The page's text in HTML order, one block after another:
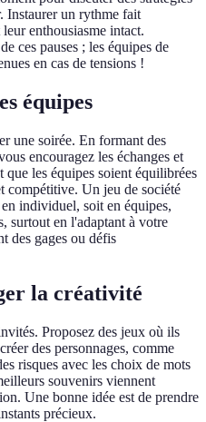
Instaurer un rythme fait
enthousiasme intact.
ces pauses ; les équipes de
en cas de tensions !
équipes
une soirée. En formant des
encouragez les échanges et
les équipes soient équilibrées
compétitive. Un jeu de société
individuel, soit en équipes,
surtout en l'adaptant à votre
des gages ou défis
la créativité
Proposez des jeux où ils
des personnages, comme
risques avec les choix de mots
souvenirs viennent
Une bonne idée est de prendre
précieux.